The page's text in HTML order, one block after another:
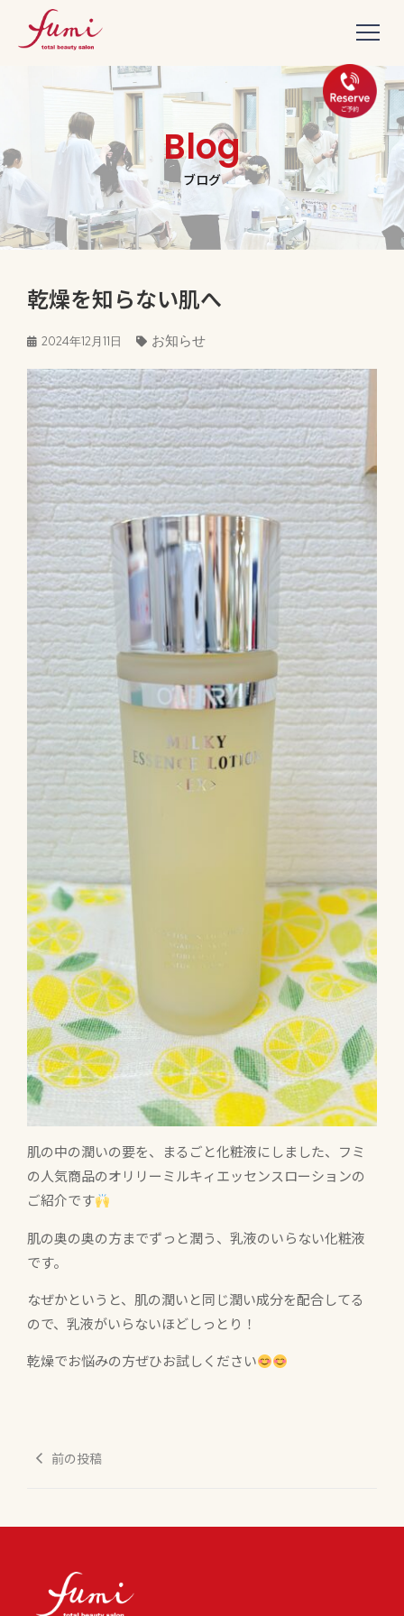
Blog
ブログ
乾燥を知らない肌へ
2024年12月11日 お知らせ
肌の中の潤いの要を、まるごと化粧液にしました、フミ
の人気商品のオリリーミルキィエッセンスローションの
ご紹介です
肌の奥の奥の方までずっと潤う、乳液のいらない化粧液
です。
なぜかというと、肌の潤いと同じ潤い成分を配合してる
ので、乳液がいらないほどしっとり！
乾燥でお悩みの方ぜひお試しください
前の投稿